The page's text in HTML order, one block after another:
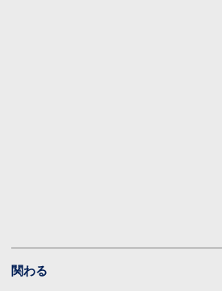
関わる